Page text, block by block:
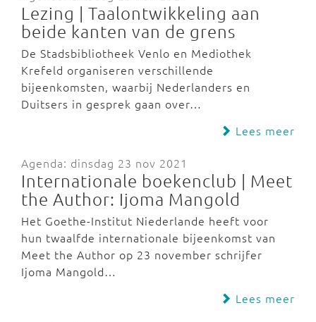
Lezing | Taalontwikkeling aan
beide kanten van de grens
De Stadsbibliotheek Venlo en Mediothek
Krefeld organiseren verschillende
bijeenkomsten, waarbij Nederlanders en
Duitsers in gesprek gaan over…
Lees meer
Agenda: dinsdag 23 nov 2021
Internationale boekenclub | Meet
the Author: Ijoma Mangold
Het Goethe-Institut Niederlande heeft voor
hun twaalfde internationale bijeenkomst van
Meet the Author op 23 november schrijfer
Ijoma Mangold…
Lees meer